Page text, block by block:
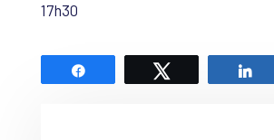
17h30